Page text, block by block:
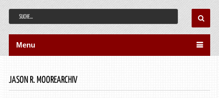
Menu
JASON R. MOOREARCHIV